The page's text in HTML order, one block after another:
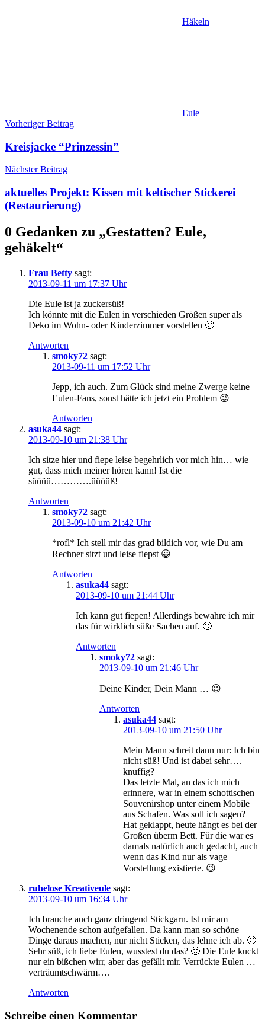
Häkeln
Eule
Beitragsnavigation
Vorheriger Beitrag
Kreisjacke “Prinzessin”
Nächster Beitrag
aktuelles Projekt: Kissen mit keltischer Stickerei
(Restaurierung)
0 Gedanken zu „Gestatten? Eule,
gehäkelt“
Frau Betty sagt:
2013-09-11 um 17:37 Uhr
Die Eule ist ja zuckersüß!
Ich könnte mit die Eulen in verschieden Größen super als
Deko im Wohn- oder Kinderzimmer vorstellen 🙂
Antworten
smoky72 sagt:
2013-09-11 um 17:52 Uhr
Jepp, ich auch. Zum Glück sind meine Zwerge keine
Eulen-Fans, sonst hätte ich jetzt ein Problem 😉
Antworten
asuka44 sagt:
2013-09-10 um 21:38 Uhr
Ich sitze hier und fiepe leise begehrlich vor mich hin… wie
gut, dass mich meiner hören kann! Ist die
süüüü………….üüüüß!
Antworten
smoky72 sagt:
2013-09-10 um 21:42 Uhr
*rofl* Ich stell mir das grad bildich vor, wie Du am
Rechner sitzt und leise fiepst 😀
Antworten
asuka44 sagt:
2013-09-10 um 21:44 Uhr
Ich kann gut fiepen! Allerdings bewahre ich mir
das für wirklich süße Sachen auf. 🙂
Antworten
smoky72 sagt:
2013-09-10 um 21:46 Uhr
Deine Kinder, Dein Mann … 😉
Antworten
asuka44 sagt:
2013-09-10 um 21:50 Uhr
Mein Mann schreit dann nur: Ich bin
nicht süß! Und ist dabei sehr….
knuffig?
Das letzte Mal, an das ich mich
erinnere, war in einem schottischen
Souvenirshop unter einem Mobile
aus Schafen. Was soll ich sagen?
Hat geklappt, heute hängt es bei der
Großen überm Bett. Für die war es
damals natürlich auch gedacht, auch
wenn das Kind nur als vage
Vorstellung existierte. 😉
ruhelose Kreativeule sagt:
2013-09-10 um 16:34 Uhr
Ich brauche auch ganz dringend Stickgarn. Ist mir am
Wochenende schon aufgefallen. Da kann man so schöne
Dinge daraus machen, nur nicht Sticken, das lehne ich ab. 🙂
Sehr süß, ich liebe Eulen, wusstest du das? 🙂 Die Eule kuckt
nur ein bißchen wirr, aber das gefällt mir. Verrückte Eulen …
verträumtschwärm….
Antworten
Schreibe einen Kommentar